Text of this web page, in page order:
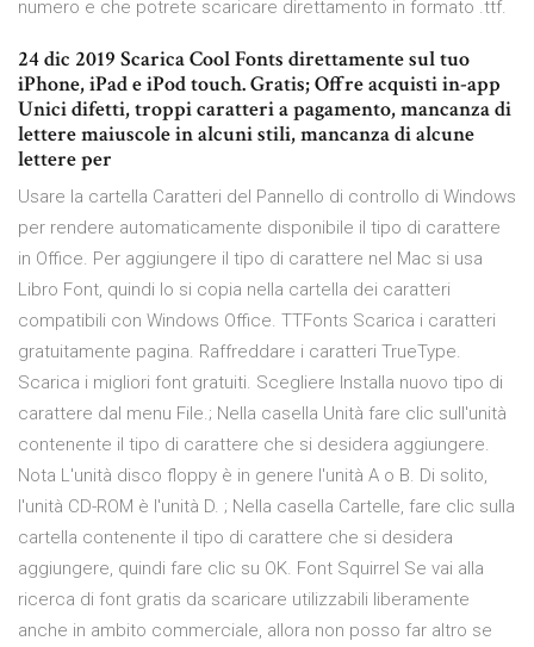
numero e che potrete scaricare direttamento in formato .ttf.
24 dic 2019 Scarica Cool Fonts direttamente sul tuo
iPhone, iPad e iPod touch. Gratis; Offre acquisti in-app
Unici difetti, troppi caratteri a pagamento, mancanza di
lettere maiuscole in alcuni stili, mancanza di alcune
lettere per
Usare la cartella Caratteri del Pannello di controllo di Windows
per rendere automaticamente disponibile il tipo di carattere
in Office. Per aggiungere il tipo di carattere nel Mac si usa
Libro Font, quindi lo si copia nella cartella dei caratteri
compatibili con Windows Office. TTFonts Scarica i caratteri
gratuitamente pagina. Raffreddare i caratteri TrueType.
Scarica i migliori font gratuiti. Scegliere Installa nuovo tipo di
carattere dal menu File.; Nella casella Unità fare clic sull'unità
contenente il tipo di carattere che si desidera aggiungere.
Nota L'unità disco floppy è in genere l'unità A o B. Di solito,
l'unità CD-ROM è l'unità D. ; Nella casella Cartelle, fare clic sulla
cartella contenente il tipo di carattere che si desidera
aggiungere, quindi fare clic su OK. Font Squirrel Se vai alla
ricerca di font gratis da scaricare utilizzabili liberamente
anche in ambito commerciale, allora non posso far altro se